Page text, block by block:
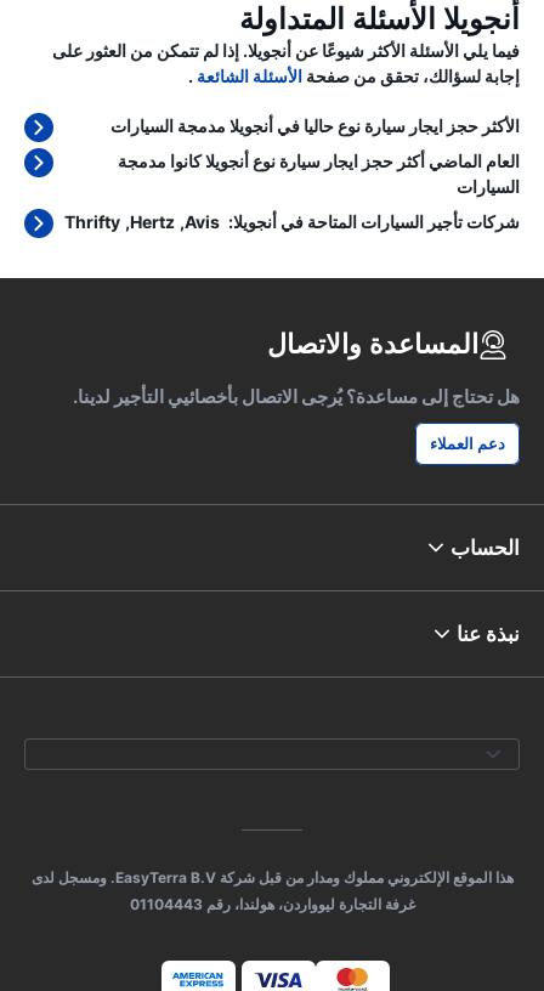
أنجويلا الأسئلة المتداولة
فيما يلي الأسئلة الأكثر شيوعًا عن أنجويلا. إذا لم تتمكن من العثور على
إجابة لسؤالك، تحقق من صفحة الأسئلة الشائعة .
الأكثر حجز ايجار سيارة نوع حاليا في أنجويلا مدمجة السيارات
العام الماضي أكثر حجز ايجار سيارة نوع أنجويلا كانوا مدمجة
السيارات
شركات تأجير السيارات المتاحة في أنجويلا: Avis
Hertz
Thrifty
المساعدة والاتصال
هل تحتاج إلى مساعدة؟ يُرجى الاتصال بأخصائيي التأجير لدينا.
دعم العملاء
الحساب
نبذة عنا
هذا الموقع الإلكتروني مملوك ومدار من قبل شركة EasyTerra B.V. ومسجل لدى
غرفة التجارة ليوواردن، هولندا، رقم 01104443